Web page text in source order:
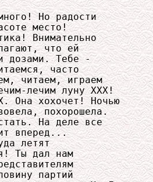
Но радости
место!
Внимательно
что ей
дозами. Тебе -
часто
читаем, играем
лечим луну ХХХ!
Она хохочет! Ночью
похорошела.
На деле все
вперед...
летят
Ты дал нам
партий